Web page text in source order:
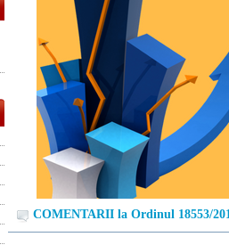
COMENTARII la Ordinul 18553/